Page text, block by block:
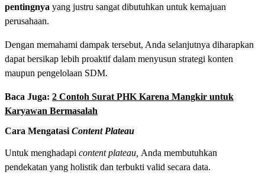
pentingnya yang justru sangat dibutuhkan untuk kemajuan
perusahaan.
Dengan memahami dampak tersebut, Anda selanjutnya diharapkan
dapat bersikap lebih proaktif dalam menyusun strategi konten
maupun pengelolaan SDM.
Baca Juga: 2 Contoh Surat PHK Karena Mangkir untuk
Karyawan Bermasalah
Cara Mengatasi Content Plateau
Untuk menghadapi content plateau, Anda membutuhkan
pendekatan yang holistik dan terbukti valid secara data.